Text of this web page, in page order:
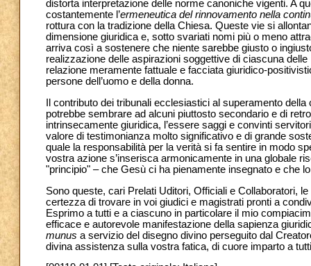
distorta interpretazione delle norme canoniche vigenti. A
costantemente l’ermeneutica del rinnovamento nella
rottura con la tradizione della Chiesa. Queste vie si
dimensione giuridica e, sotto svariati nomi più o meno
arriva così a sostenere che niente sarebbe giusto o
realizzazione delle aspirazioni soggettive di ciascuna
relazione meramente fattuale e facciata giuridico-
persone dell’uomo e della donna.
Il contributo dei tribunali ecclesiastici al superamento
potrebbe sembrare ad alcuni piuttosto secondario e di
intrinsecamente giuridica, l’essere saggi e convinti
valore di testimonianza molto significativo e di grande
quale la responsabilità per la verità si fa sentire in modo
vostra azione s’inserisca armonicamente in una globale
"principio" – che Gesù ci ha pienamente insegnato e che
Sono queste, cari Prelati Uditori, Officiali e Collaboratori,
certezza di trovare in voi giudici e magistrati pronti a
Esprimo a tutti e a ciascuno in particolare il mio
efficace e autorevole manifestazione della sapienza
munus a servizio del disegno divino perseguito dal
divina assistenza sulla vostra fatica, di cuore imparto a